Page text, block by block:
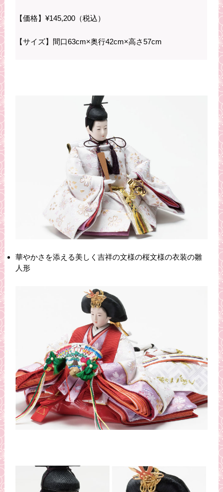
【価格】¥145,200（税込）
【サイズ】間口63cm×奥行42cm×高さ57cm
華やかさを添える美しく吉祥の文様の桜文様の衣装の雛
人形